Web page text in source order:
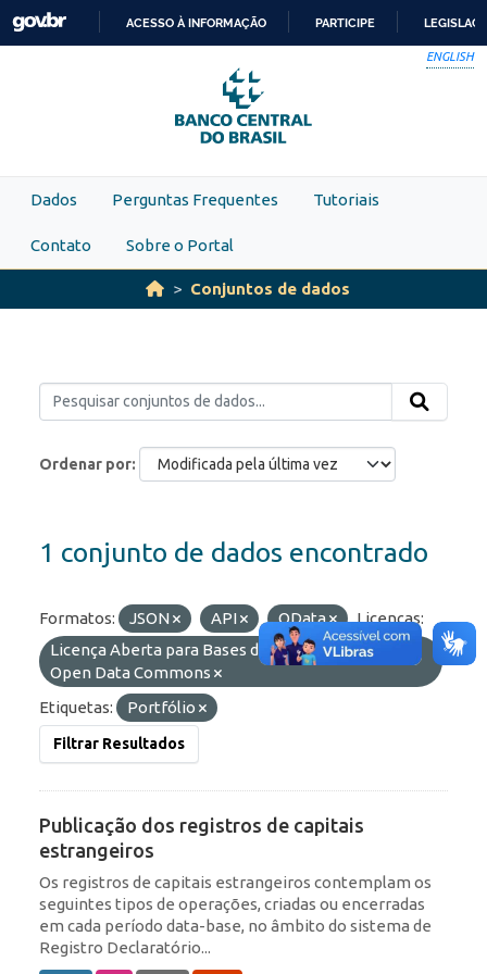
Skip to main content
PARA
O
CONTEÚDO
ACESSO À INFORMAÇÃO PARTICIPE
ENGLISH
Dados Perguntas Frequentes Tutoriais
Contato Sobre o Portal
Conjuntos de dados
Ordenar por
1 conjunto de dados encontrado
Formatos: JSON API OData
Licenças:
Licença Aberta para Bases de Dados (ODbL) do
Open Data Commons
Etiquetas:
Portfólio
Filtrar Resultados
Publicação dos registros de capitais
estrangeiros
Os registros de capitais estrangeiros contemplam os
seguintes tipos de operações, criadas ou encerradas
em cada período data-base, no âmbito do sistema de
Registro Declaratório...